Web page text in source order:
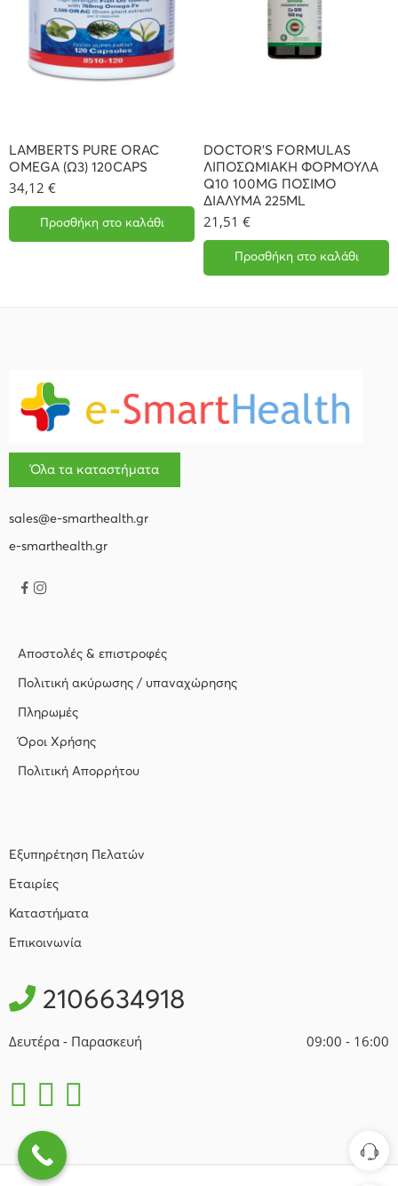
LAMBERTS PURE ORAC
OMEGA (Ω3) 120CAPS
34,12 €
Προσθήκη στο καλάθι
DOCTOR’S FORMULAS
ΛΙΠΟΣΩΜΙΑΚΗ ΦΟΡΜΟΥΛΑ
Q10 100MG ΠΟΣΙΜΟ
ΔΙΑΛΥΜΑ 225ML
21,51 €
Προσθήκη στο καλάθι
Όλα τα καταστήματα
sales@e-smarthealth.gr
e-smarthealth.gr
Αποστολές & επιστροφές
Πολιτική ακύρωσης / υπαναχώρησης
Πληρωμές
Όροι Χρήσης
Πολιτική Απορρήτου
Εξυπηρέτηση Πελατών
Εταιρίες
Καταστήματα
Επικοινωνία
2106634918
Δευτέρα - Παρασκευή 09:00 - 16:00